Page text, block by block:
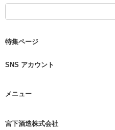
特集ページ
SNS アカウント
メニュー
宮下酒造株式会社